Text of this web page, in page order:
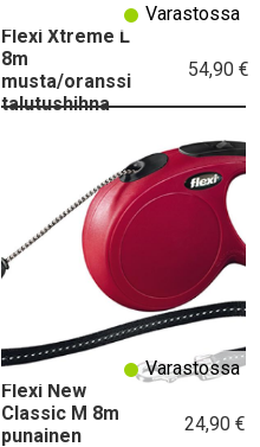
Flexi Xtreme L
8m
musta/oranssi
talutushihna
54,90 €
Varastossa
Flexi New
Classic M 8m
punainen
24,90 €
Varastossa